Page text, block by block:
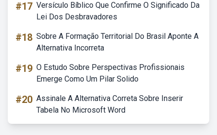
#17 Versículo Bíblico Que Confirme O Significado Da
Lei Dos Desbravadores
#18 Sobre A Formação Territorial Do Brasil Aponte A
Alternativa Incorreta
#19 O Estudo Sobre Perspectivas Profissionais
Emerge Como Um Pilar Solido
#20 Assinale A Alternativa Correta Sobre Inserir
Tabela No Microsoft Word